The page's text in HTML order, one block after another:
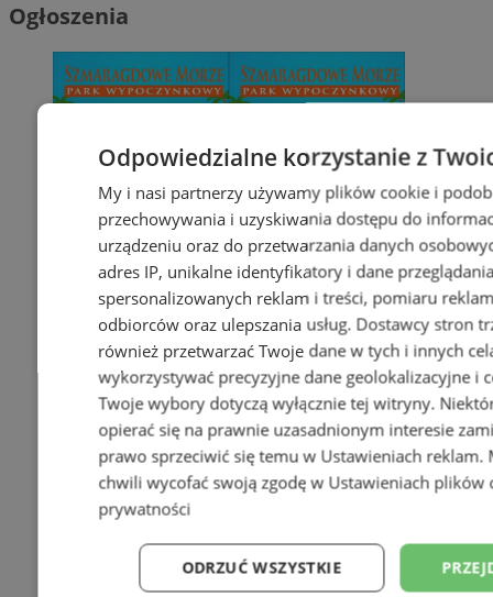
Ogłoszenia
Odpowiedzialne korzystanie z
My i nasi partnerzy używamy plików cookie i
przechowywania i uzyskiwania dostępu do
urządzeniu oraz do przetwarzania danych
adres IP, unikalne identyfikatory i dane
spersonalizowanych reklam i treści, pomiaru
odbiorców oraz ulepszania usług. Dostawcy stron
również przetwarzać Twoje dane w tych i innych
wykorzystywać precyzyjne dane geolokalizacyjne i
Twoje wybory dotyczą wyłącznie tej witryny.
opierać się na prawnie uzasadnionym interesie
prawo sprzeciwić się temu w Ustawieniach reklam.
chwili wycofać swoją zgodę w Ustawieniach plików
prywatności
ODRZUĆ WSZYSTKIE